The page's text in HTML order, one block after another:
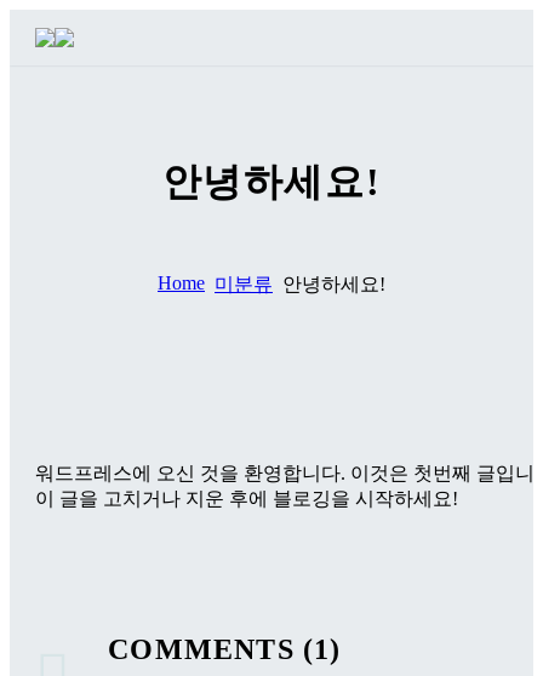
안녕하세요!
Home 미분류 안녕하세요!
워드프레스에 오신 것을 환영합니다. 이것은 첫번째 글입니
이 글을 고치거나 지운 후에 블로깅을 시작하세요!
COMMENTS (1)